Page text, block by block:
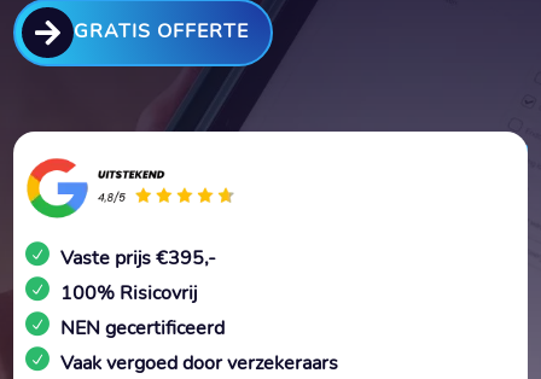
 GRATIS OFFERTE
Vaste prijs €395,-
100% Risicovrij
NEN gecertificeerd
Vaak vergoed door verzekeraars